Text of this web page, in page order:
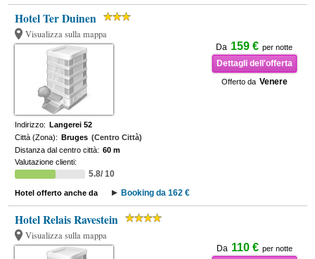
Hotel Ter Duinen
Visualizza sulla mappa
Da 159 € per notte
Dettagli dell'offerta
Offerto da Venere
Indirizzo: Langerei 52
Città (Zona): Bruges (Centro Città)
Distanza dal centro città: 60 m
Valutazione clienti:
5.8/ 10
Hotel offerto anche da Booking da 162 €
Hotel Relais Ravestein
Visualizza sulla mappa
Da 110 € per notte